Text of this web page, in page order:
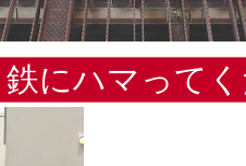
にハマってく